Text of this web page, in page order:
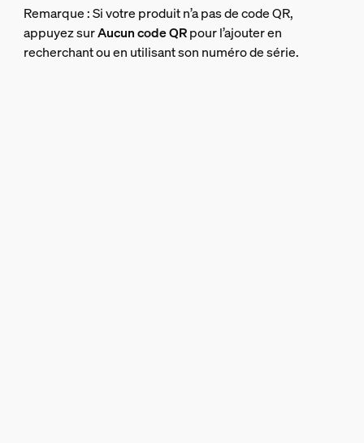
Remarque : Si votre produit n’a pas de code QR,
appuyez surAucun code QRpour l’ajouter en
recherchant ou en utilisant son numéro de série.